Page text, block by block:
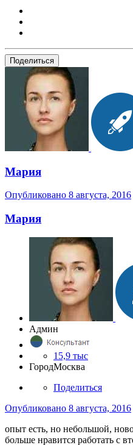
Поделиться
Мария
Опубликовано 8 августа, 2016
Мария
Админ
15,9 тыс
ГородМосква
Поделиться
Опубликовано 8 августа, 2016
опыт есть, но небольшой,
больше нравится работать с